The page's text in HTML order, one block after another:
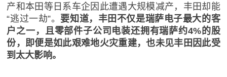
产和本田等日系车企因此遭遇大规模减产，丰田却能
“逃过一劫”。 要知道，丰田不仅是瑞萨电子最大的客
户之一，且零部件子公司电装还拥有瑞萨约4%的股
份，即便是如此艰难地火灾重建，也未见丰田因此受
到太大影响。